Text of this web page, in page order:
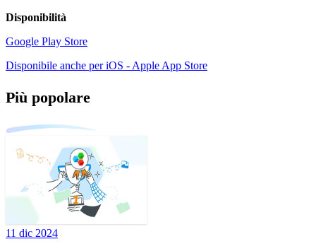
Disponibilità
Google Play Store
Disponibile anche per iOS - Apple App Store
Più popolare
11 dic 2024